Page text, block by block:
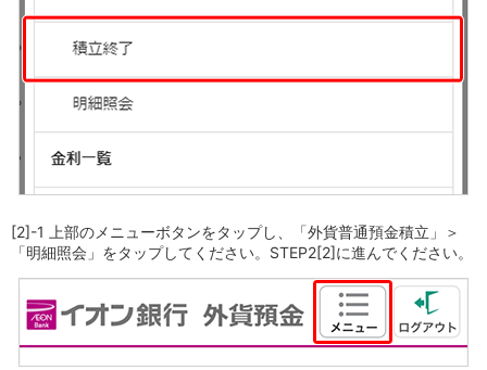
新規お借入れの方
フラット35
リ・バース60
カードローン
目的別ローン
目的別ローンマイページ
個人年金保険
医療保険
がん保険
就業不能保険
認知症保険
海外旅行保険
[2]-1 上部のメニューボタンをタップし、「外貨普通預金積立」＞
「明細照会」をタップしてください。STEP2[2]に進んでください。